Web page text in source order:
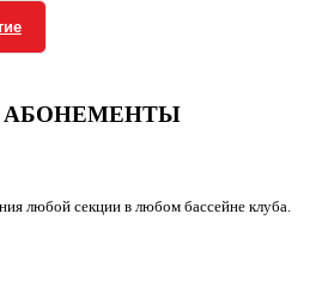
АБОНЕМЕНТЫ
любой секции в любом бассейне клуба.